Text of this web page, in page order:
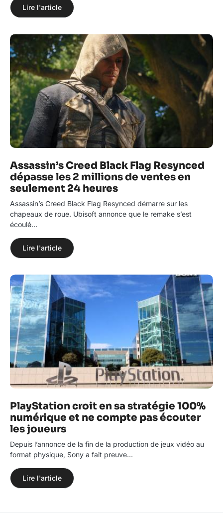
Lire l'article
Assassin’s Creed Black Flag Resynced
dépasse les 2 millions de ventes en
seulement 24 heures
Assassin’s Creed Black Flag Resynced démarre sur les
chapeaux de roue. Ubisoft annonce que le remake s’est
écoulé…
Lire l'article
PlayStation croit en sa stratégie 100%
numérique et ne compte pas écouter
les joueurs
Depuis l’annonce de la fin de la production de jeux vidéo au
format physique, Sony a fait preuve…
Lire l'article